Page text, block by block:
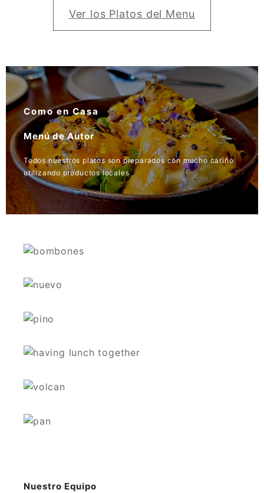
Ver los Platos del Menu
Como en Casa
Menú de Autor
Todos nuestros platos son preparados con mucho cariño
utilizando productos locales
Nuestro Equipo